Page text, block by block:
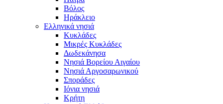
Βόλος
Ηράκλειο
Ελληνικά νησιά
Κυκλάδες
Μικρές Κυκλάδες
Δωδεκάνησα
Νησιά Βορείου Αιγαίου
Νησιά Αργοσαρωνικού
Σποράδες
Ιόνια νησιά
Κρήτη